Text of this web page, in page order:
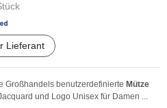
Lieferant
Großhandels benutzerdefinierte Mütze
und Logo Unisex für Damen ...